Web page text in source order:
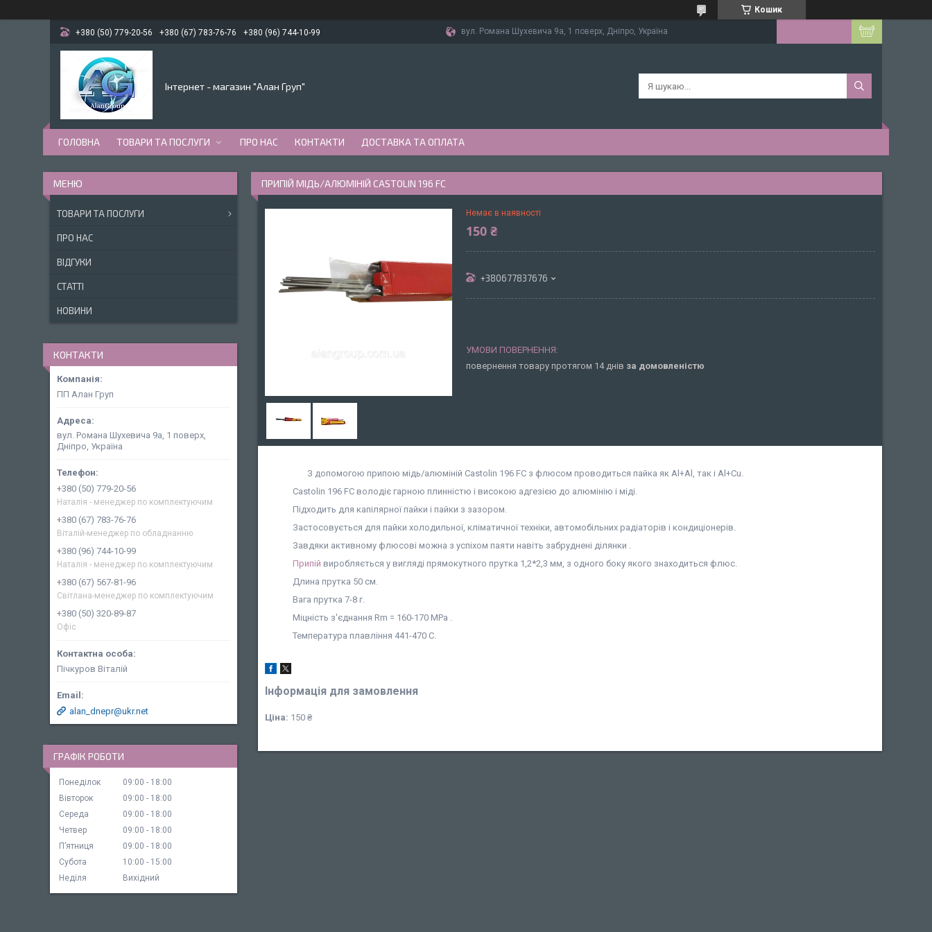
Кошик
+380 (50) 779-20-56 +380 (67) 783-76-76 +380 (96) 744-10-99 вул. Романа Шухевича 9а, 1 поверх, Дніпро, Україна
Інтернет - магазин "Алан Груп"
ГОЛОВНА ТОВАРИ ТА ПОСЛУГИ ПРО НАС КОНТАКТИ ДОСТАВКА ТА ОПЛАТА
ПРИПІЙ МІДЬ/АЛЮМІНІЙ CASTOLIN 196 FС
Немає в наявності
150 ₴
+380677837676
повернення товару протягом 14 днів за домовленістю
З допомогою припою мідь/алюміній Castolin 196 FС з флюсом проводиться пайка як Al+Al, так і Al+Cu.
Castolin 196 FC володіє гарною плинністю і високою адгезією до алюмінію і міді.
Підходить для капілярної пайки і пайки з зазором.
Застосовується для пайки холодильної, кліматичної техніки, автомобільних радіаторів і кондиціонерів.
Завдяки активному флюсові можна з успіхом паяти навіть забруднені ділянки .
Припій виробляється у вигляді прямокутного прутка 1,2*2,3 мм, з одного боку якого знаходиться флюс.
Длина прутка 50 см.
Вага прутка 7-8 г.
Міцність з'єднання Rm = 160-170 MPa .
Температура плавління 441-470 C.
Інформація для замовлення
Ціна: 150 ₴
ТОВАРИ ТА ПОСЛУГИ
ПРО НАС
ВІДГУКИ
СТАТТІ
НОВИНИ
КОНТАКТИ
ПП Алан Груп
вул. Романа Шухевича 9а, 1 поверх,
Дніпро, Україна
+380 (50) 779-20-56
Наталія - менеджер по комплектуючим
+380 (67) 783-76-76
Віталій-менеджер по обладнанню
+380 (96) 744-10-99
Наталія - менеджер по комплектуючим
+380 (67) 567-81-96
Світлана-менеджер по комплектуючим
+380 (50) 320-89-87
Офіс
Пічкуров Віталій
alan_dnepr@ukr.net
ГРАФІК РОБОТИ
Понеділок 09:00
18:00
Вівторок
09:00
18:00
Середа
09:00
18:00
Четвер
09:00
18:00
Пʼятниця
09:00
18:00
Субота
10:00
15:00
Неділя
Вихідний